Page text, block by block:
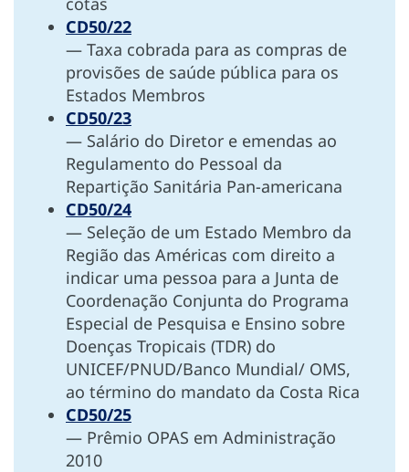
CD50/22
— Taxa cobrada para as compras de
provisões de saúde pública para os
Estados Membros
CD50/23
— Salário do Diretor e emendas ao
Regulamento do Pessoal da
Repartição Sanitária Pan-americana
CD50/24
— Seleção de um Estado Membro da
Região das Américas com direito a
indicar uma pessoa para a Junta de
Coordenação Conjunta do Programa
Especial de Pesquisa e Ensino sobre
Doenças Tropicais (TDR) do
UNICEF/PNUD/Banco Mundial/ OMS,
ao término do mandato da Costa Rica
CD50/25
— Prêmio OPAS em Administração
2010